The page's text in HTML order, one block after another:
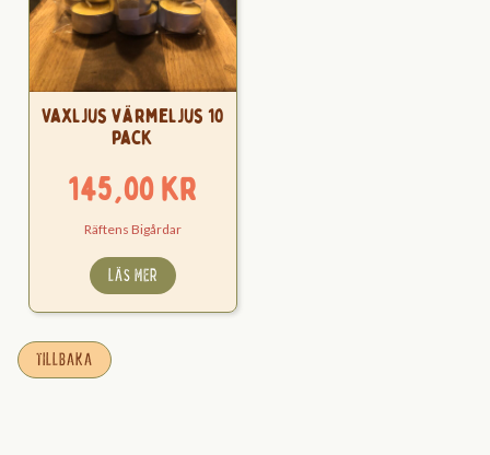
Vaxljus värmeljus 10
pack
145,00kr
Räftens Bigårdar
LÄS MER
TILLBAKA